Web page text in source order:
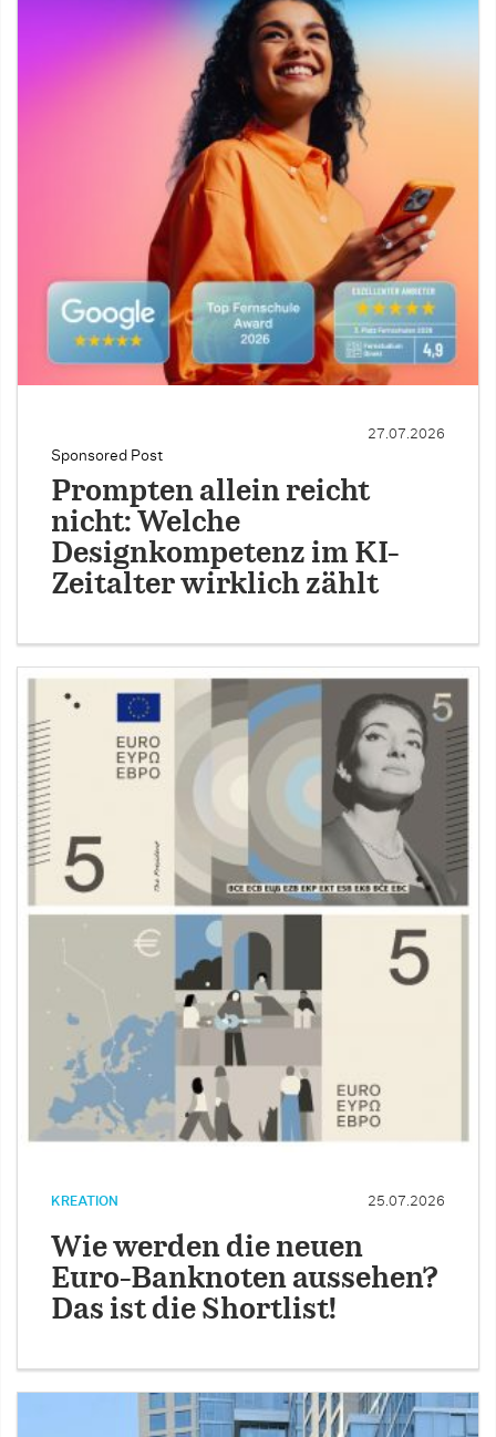
Sponsored Post
27.07.2026
Prompten allein reicht
nicht: Welche
Designkompetenz im KI-
Zeitalter wirklich zählt
KREATION 25.07.2026
Wie werden die neuen
Euro-Banknoten aussehen?
Das ist die Shortlist!